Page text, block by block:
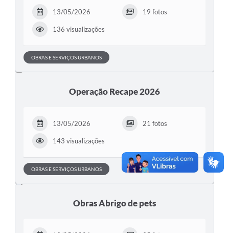
13/05/2026 19 fotos
136 visualizações
OBRAS E SERVIÇOS URBANOS
Operação Recape 2026
13/05/2026 21 fotos
143 visualizações
OBRAS E SERVIÇOS URBANOS
Obras Abrigo de pets